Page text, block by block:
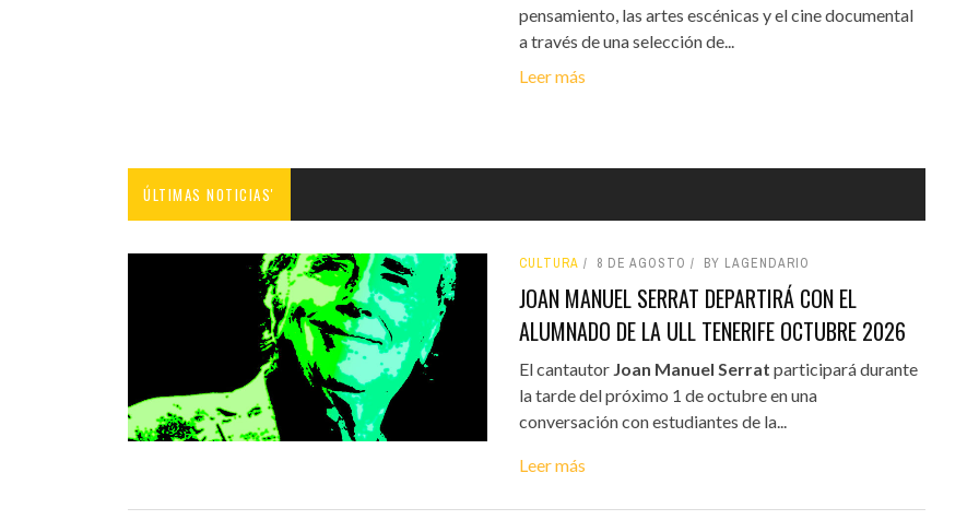
pensamiento, las artes escénicas y el cine documental
a través de una selección de...
Leer más
ÚLTIMAS NOTICIAS'
CULTURA 8 DE AGOSTO BY LAGENDARIO
JOAN MANUEL SERRAT DEPARTIRÁ CON EL
ALUMNADO DE LA ULL TENERIFE OCTUBRE 2026
El cantautor Joan Manuel Serrat participará durante
la tarde del próximo 1 de octubre en una
conversación con estudiantes de la...
Leer más